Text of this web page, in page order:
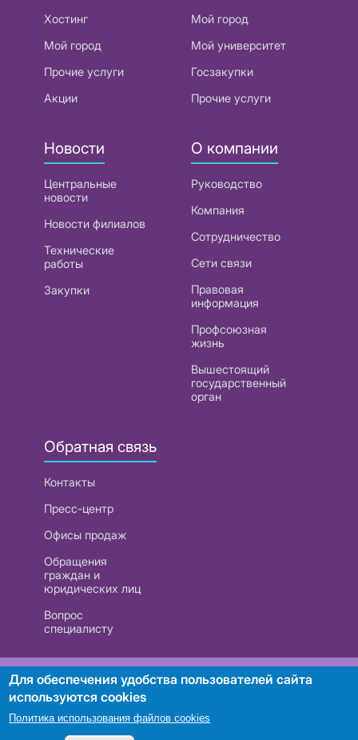
Хостинг
Мой город
Прочие услуги
Акции
Мой город
Мой университет
Госзакупки
Прочие услуги
Новости
Центральные
новости
Новости филиалов
Технические
работы
Закупки
О компании
Руководство
Компания
Сотрудничество
Сети связи
Правовая
информация
Профсоюзная
жизнь
Вышестоящий
государственный
орган
Обратная связь
Контакты
Пресс-центр
Офисы продаж
Обращения
граждан и
юридических лиц
Вопрос
специалисту
РУП «Белтелеком». УНП 101007741
Для обеспечения удобства пользователей сайта
используются cookies
Политика использования файлов cookies